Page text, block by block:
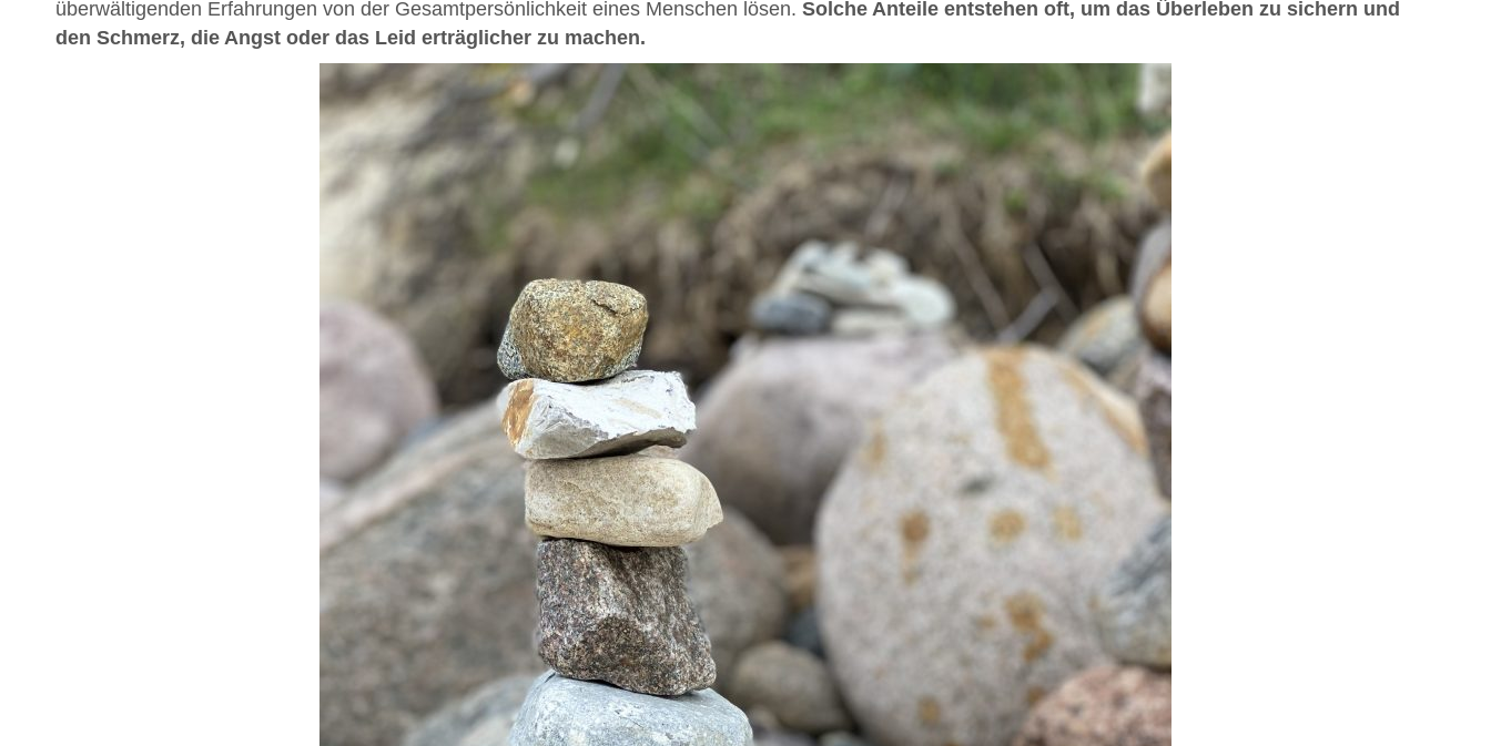
überwältigenden Erfahrungen von der Gesamtpersönlichkeit eines Menschen lösen. Solche Anteile entstehen oft, um das Überleben zu sichern und
den Schmerz, die Angst oder das Leid erträglicher zu machen.